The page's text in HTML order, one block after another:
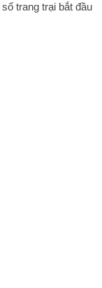
trang trại bắt đầu